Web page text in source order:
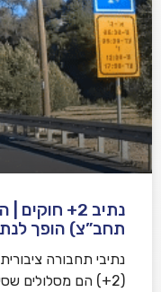
תחב”צ) הופך
נתיבי תחבורה
(2+) הם מסלולים